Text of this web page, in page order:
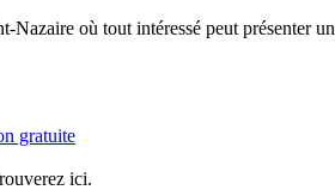
où tout intéressé peut présenter
gratuite
ici.